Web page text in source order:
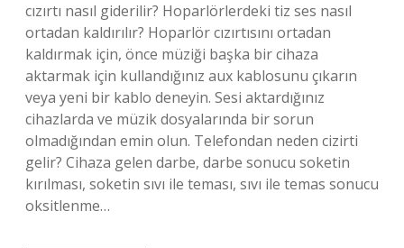
cızırtı nasıl giderilir? Hoparlörlerdeki tiz ses nasıl
ortadan kaldırılır? Hoparlör cızırtısını ortadan
kaldırmak için, önce müziği başka bir cihaza
aktarmak için kullandığınız aux kablosunu çıkarın
veya yeni bir kablo deneyin. Sesi aktardığınız
cihazlarda ve müzik dosyalarında bir sorun
olmadığından emin olun. Telefondan neden cizirti
gelir? Cihaza gelen darbe, darbe sonucu soketin
kırılması, soketin sıvı ile teması, sıvı ile temas sonucu
oksitlenme…